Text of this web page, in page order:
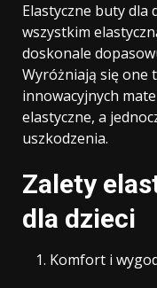
Elastyczne buty dla
wszystkim
doskonale
Wyróżniają się one
innowacyjnych
elastyczne, a
uszkodzenia.
Zalety
dla dzieci
Komfort i